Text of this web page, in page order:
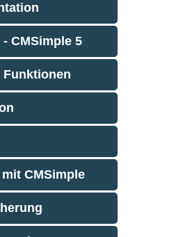
- CMSimple 5
CMSimple